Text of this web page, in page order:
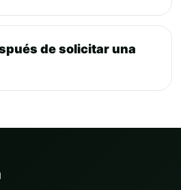
de solicitar una